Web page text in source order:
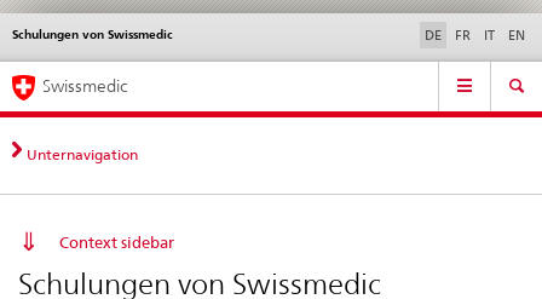
Direktnavigation
News,
Rechtsgrundlagen,
Kontakt
News & Updates Kontakt | Support & Hilfe
Schulungen von Swissmedic
Sprachwahl DE FR IT EN
Service
Hauptnavigation
Swissmedic
Unternavigation
Context sidebar
Schulungen von Swissmedic